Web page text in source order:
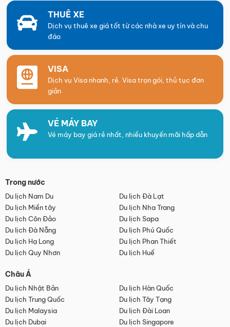
THUÊ XE
Dịch vụ thuê xe giá tốt từ các nhà xe uy tín và chu
đáo
VISA
Dịch vụ Visa nhanh, rẻ. Visa trọn gói, thủ tục đơn
giản
VÉ MÁY BAY
Vé máy bay giá rẻ nhất, nhiều khuyến mãi hấp dẫn
Trong nước
Du lịch Nam Du
Du lịch Đà Lạt
Du lịch Miền tây
Du lịch Nha Trang
Du lịch Côn Đảo
Du lịch Sapa
Du lịch Đà Nẵng
Du lịch Phú Quốc
Du lịch Hạ Long
Du lịch Phan Thiết
Du lịch Quy Nhơn
Du lịch Huế
Châu Á
Du lịch Nhật Bản
Du lịch Hàn Quốc
Du lịch Trung Quốc
Du lịch Tây Tạng
Du lịch Malaysia
Du lịch Đài Loan
Du lịch Dubai
Du lịch Singapore